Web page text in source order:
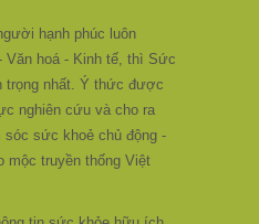
hạnh phúc luôn
hoá - Kinh tế, thì Sức
trọng nhất. Ý thức được
nghiên cứu và cho ra
sức khoẻ chủ động -
mộc truyền thống Việt